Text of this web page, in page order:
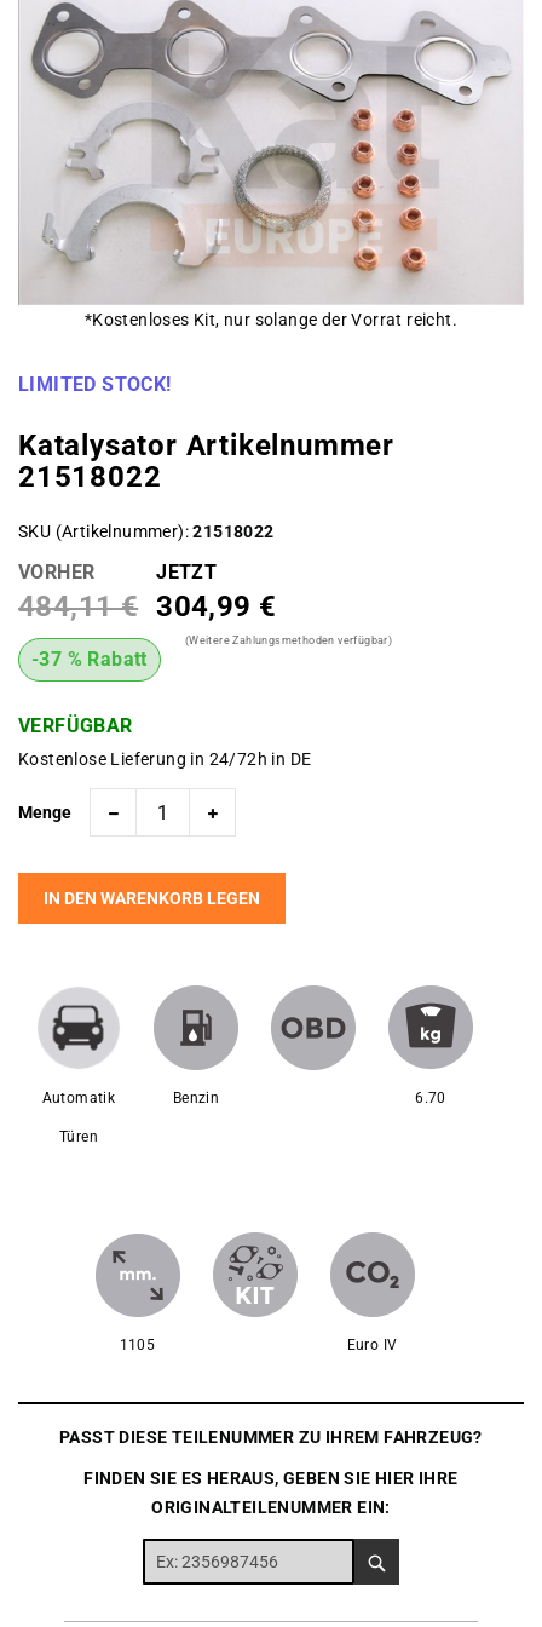
*Kostenloses Kit, nur solange der Vorrat reicht.
LIMITED STOCK!
Katalysator Artikelnummer
21518022
SKU (Artikelnummer) 21518022
VORHER
484,11 €
JETZT
304,99 €
-37 % Rabatt
(Weitere Zahlungsmethoden verfügbar)
VERFÜGBAR
Kostenlose Lieferung in 24/72h in DE
Menge
IN DEN WARENKORB LEGEN
Automatik
Türen
Benzin 6.70
1105 Euro IV
PASST DIESE TEILENUMMER ZU IHREM FAHRZEUG?
FINDEN SIE ES HERAUS, GEBEN SIE HIER IHRE
ORIGINALTEILENUMMER EIN: